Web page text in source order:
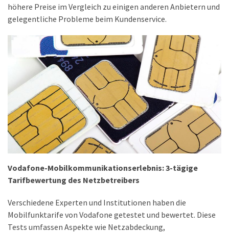
Was
ist
kostengünstiger?
Smartwatch
Fitnessarmband:
Wo
liegen
die
Unterschiede
und
was
passt
zu
dir?
höhere Preise im Vergleich zu einigen anderen Anbietern und
gelegentliche Probleme beim Kundenservice.
Vodafone-Mobilkommunikationserlebnis: 3-tägige
Tarifbewertung des Netzbetreibers
Verschiedene Experten und Institutionen haben die
Mobilfunktarife von Vodafone getestet und bewertet. Diese
Tests umfassen Aspekte wie Netzabdeckung,